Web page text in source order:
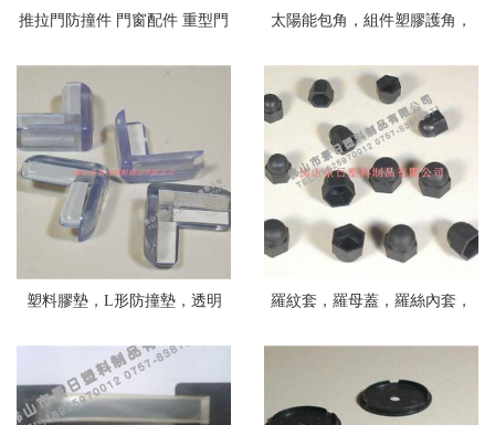
推拉門防撞件 門窗配件 重型門
防撞件，軟膠墊
太陽能包角，組件塑膠護角，
ABS護角，包裝護角
塑料膠墊，L形防撞墊，透明
夾，兒童玻璃墊，
羅紋套，羅母蓋，羅絲內套，
內塞，管外套